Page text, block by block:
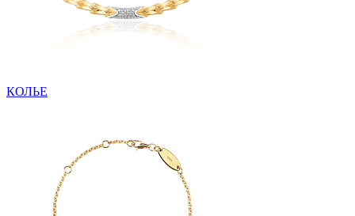
КОЛЬЕ